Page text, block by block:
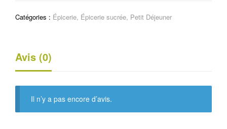
blanc
Catégories : Épicerie, Épicerie sucrée, Petit Déjeuner
Avis (0)
Il n’y a pas encore d’avis.